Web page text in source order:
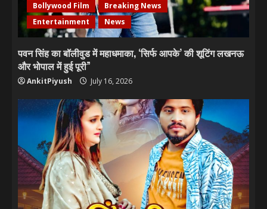
Bollywood Film
Breaking News
Entertainment
News
पवन सिंह का बॉलीवुड में महाधमाका, ‘सिर्फ आपके’ की शूटिंग लखनऊ
और भोपाल में हुई पूरी”
AnkitPiyush July 16, 2026